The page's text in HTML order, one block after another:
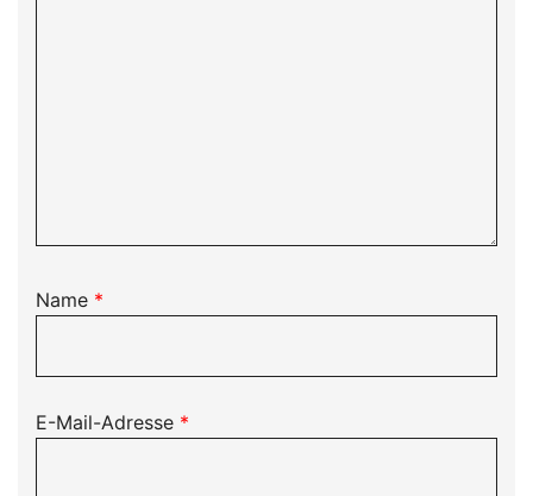
Name *
E-Mail-Adresse *